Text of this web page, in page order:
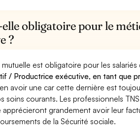
obligatoire pour le
?
est obligatoire pour les
/ Productrice exécutive, en tant que
avoir une car cette dernière est
soins courants. Les professionnels
grandement avoir leur
de la Sécurité sociale.